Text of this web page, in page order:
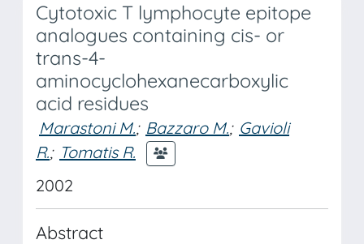
Cytotoxic T lymphocyte epitope
analogues containing cis- or
trans-4-
aminocyclohexanecarboxylic
acid residues
Marastoni M.; Bazzaro M.; Gavioli
R.; Tomatis R.
2002
Abstract